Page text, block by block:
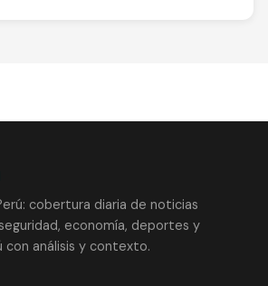
cobertura diaria de noticias
economía, deportes y
con análisis y contexto.